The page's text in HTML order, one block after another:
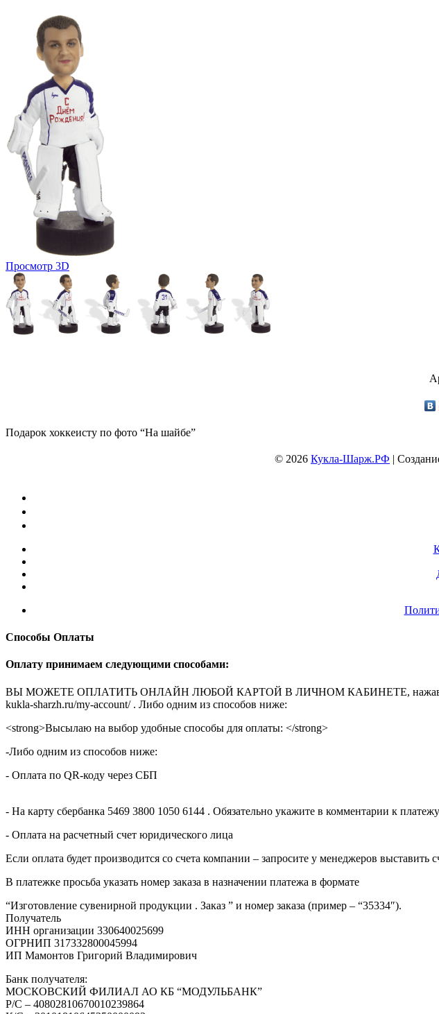
Просмотр 3D
Подарок хоккеисту по фото “На шайбе”
© 2026 Кукла-Шарж.РФ |
Способы Оплаты
Оплату принимаем следующими способами:
ВЫ МОЖЕТЕ ОПЛАТИТЬ ОНЛАЙН ЛЮБОЙ КАРТОЙ В ЛИЧНОМ КАБИНЕТЕ, нажав кнопку
kukla-sharzh.ru/my-account/ . Либо одним из способов ниже:
<strong>Высылаю на выбор удобные способы для оплаты: </strong>
-Либо одним из способов ниже:
- Оплата по QR-коду через СБП
- На карту сбербанка 5469 3800 1050 6144 . Обязательно укажите в комментарии к
- Оплата на расчетный счет юридического лица
Если оплата будет производится со счета компании – запросите у менеджеров выставить
В платежке просьба указать номер заказа в назначении платежа в формате
“Изготовление сувенирной продукции . Заказ ” и номер заказа (пример – “35334″).
Получатель
ИНН организации 330640025699
ОГРНИП 317332800045994
ИП Мамонтов Григорий Владимирович
Банк получателя:
МОСКОВСКИЙ ФИЛИАЛ АО КБ “МОДУЛЬБАНК”
Р/С – 40802810670010239864